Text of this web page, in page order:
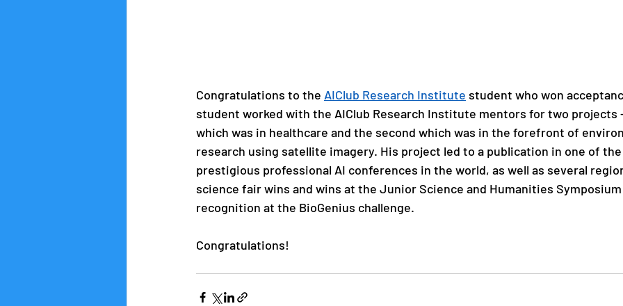
Congratulations to the AIClub Research Institute student who won
student worked with the AIClub Research Institute mentors for two
which was in healthcare and the second which was in the forefront of
research using satellite imagery. His project led to a publication in one of
prestigious professional AI conferences in the world, as well as several
science fair wins and wins at the Junior Science and Humanities
recognition at the BioGenius challenge.
Congratulations!